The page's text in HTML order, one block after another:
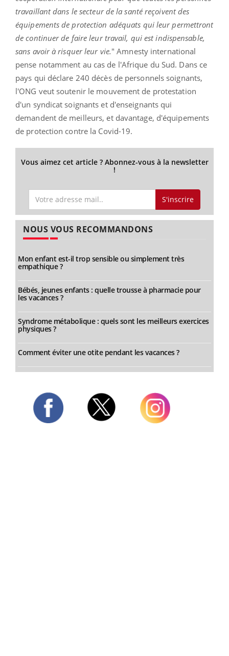
travaillant dans le secteur de la santé reçoivent des
équipements de protection adéquats qui leur permettront
de continuer de faire leur travail, qui est indispensable,
sans avoir à risquer leur vie." Amnesty international
pense notamment au cas de l'Afrique du Sud. Dans ce
pays qui déclare 240 décès de personnels soignants,
l'ONG veut soutenir le mouvement de protestation
d'un syndicat soignants et d'enseignants qui
demandent de meilleurs, et davantage, d'équipements
de protection contre la Covid-19.
Vous aimez cet article ? Abonnez-vous à la newsletter
!
S'inscrire
NOUS VOUS RECOMMANDONS
Mon enfant est-il trop sensible ou simplement très
empathique ?
Bébés, jeunes enfants : quelle trousse à pharmacie pour
les vacances ?
Syndrome métabolique : quels sont les meilleurs exercices
physiques ?
Comment éviter une otite pendant les vacances ?